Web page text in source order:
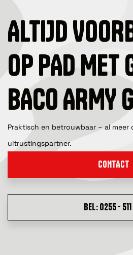
ALTIJD
OP PAD MET
BACO ARMY
Praktisch en betrouwbaar – al meer
uitrustingspartner.
CONTACT
BEL: 0255 -